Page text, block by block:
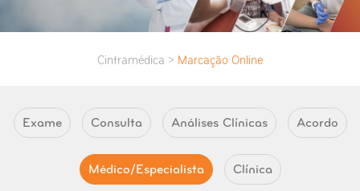
Cintramédica > Marcação Online
Exame Consulta Análises Clínicas Acordo
Médico/Especialista Clínica